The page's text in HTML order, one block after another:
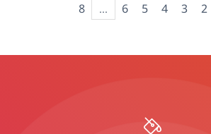
2
3
4
5
6
...
8